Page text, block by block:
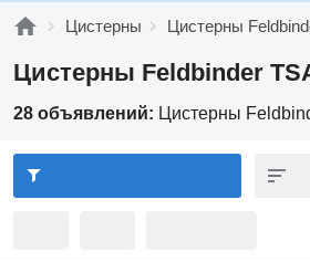
Цистерны Цистерны
Цистерны Feldbinder
28 объявлений: Цистерны